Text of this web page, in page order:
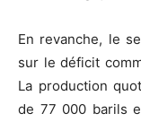
En revanche, le
sur le déficit
La production
de 77 000 barils